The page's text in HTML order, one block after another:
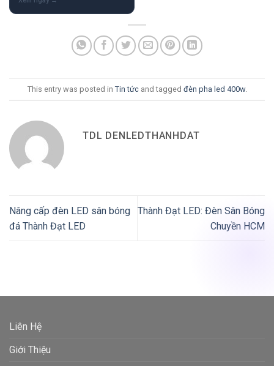
This entry was posted in Tin tứcand tagged đèn pha led 400w.
TDL DENLEDTHANHDAT
Nâng cấp đèn LED sân bóng
đá Thành Đạt LED
Thành Đạt LED: Đèn Sân Bóng
Chuyền HCM
Liên Hệ
Giới Thiệu